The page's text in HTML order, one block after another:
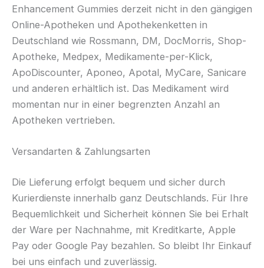
Enhancement Gummies derzeit nicht in den gängigen
Online-Apotheken und Apothekenketten in
Deutschland wie Rossmann, DM, DocMorris, Shop-
Apotheke, Medpex, Medikamente-per-Klick,
ApoDiscounter, Aponeo, Apotal, MyCare, Sanicare
und anderen erhältlich ist. Das Medikament wird
momentan nur in einer begrenzten Anzahl an
Apotheken vertrieben.
Versandarten & Zahlungsarten
Die Lieferung erfolgt bequem und sicher durch
Kurierdienste innerhalb ganz Deutschlands. Für Ihre
Bequemlichkeit und Sicherheit können Sie bei Erhalt
der Ware per Nachnahme, mit Kreditkarte, Apple
Pay oder Google Pay bezahlen. So bleibt Ihr Einkauf
bei uns einfach und zuverlässig.